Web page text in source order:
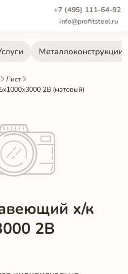
+7 (495) 111-64-92
info@profitsteel.ru
Металлоконструкции
Лист
2B (матовый)
х/к
2B